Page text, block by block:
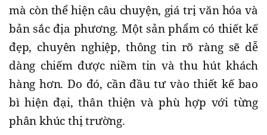
mà còn thể hiện câu chuyện, giá trị văn hóa và
bản sắc địa phương. Một sản phẩm có thiết kế
đẹp, chuyên nghiệp, thông tin rõ ràng sẽ dễ
dàng chiếm được niềm tin và thu hút khách
hàng hơn. Do đó, cần đầu tư vào thiết kế bao
bì hiện đại, thân thiện và phù hợp với từng
phân khúc thị trường.